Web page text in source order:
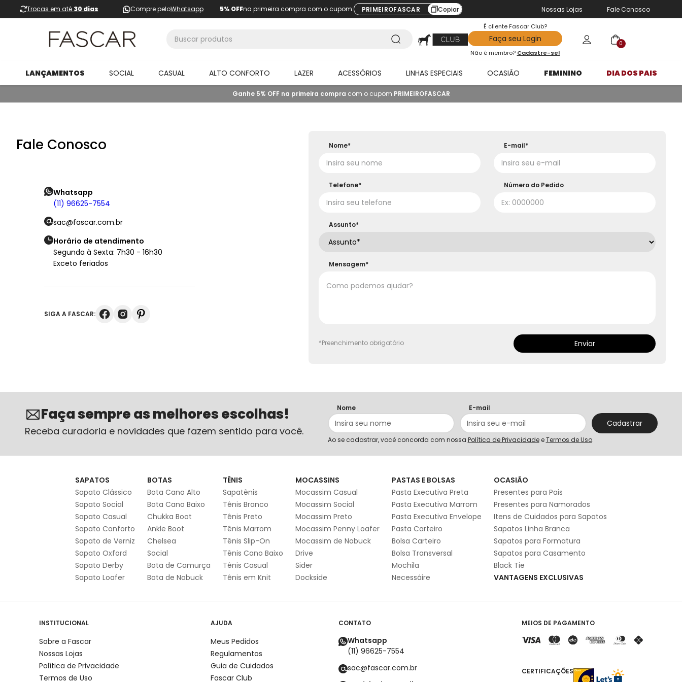
Trocas em até 30 dias Compre peloWhatsapp 5% OFFna primeira compra com o cupom: PRIMEIROFASCAR Copiar Nossas Lojas Fale Conosco
É cliente Fascar Club?
Faça seu Login
Não é membro? Cadastre-se!
0
LANÇAMENTOS SOCIAL CASUAL ALTO CONFORTO LAZER ACESSÓRIOS LINHAS ESPECIAIS OCASIÃO FEMININO DIA DOS PAIS
Ganhe 5% OFF na primeira compra com o cupom PRIMEIROFASCAR
Fale Conosco
Whatsapp
(11) 96625-7554
sac@fascar.com.br
Horário de atendimento
Segunda à Sexta: 7h30 - 16h30
Exceto feriados
SIGA A FASCAR:
Nome* E-mail*
Telefone* Número do Pedido
Assunto*
Mensagem*
*Preenchimento obrigatório Enviar
Faça sempre as melhores escolhas!
Receba curadoria e novidades que fazem sentido para você.
Nome E-mail
Cadastrar
Ao se cadastrar, você concorda com nossa Política de Privacidadee Termos de Uso.
SAPATOS
Sapato Clássico
Sapato Social
Sapato Casual
Sapato Conforto
Sapato de Verniz
Sapato Oxford
Sapato Derby
Sapato Loafer
BOTAS
Bota Cano Alto
Bota Cano Baixo
Chukka Boot
Ankle Boot
Chelsea
Social
Bota de Camurça
Bota de Nobuck
TÊNIS
Sapatênis
Tênis Branco
Tênis Preto
Tênis Marrom
Tênis Slip-On
Tênis Cano Baixo
Tênis Casual
Tênis em Knit
MOCASSINS
Mocassim Casual
Mocassim Social
Mocassim Preto
Mocassim Penny Loafer
Mocassim de Nobuck
Drive
Sider
Dockside
PASTAS E BOLSAS
Pasta Executiva Preta
Pasta Executiva Marrom
Pasta Executiva Envelope
Pasta Carteiro
Bolsa Carteiro
Bolsa Transversal
Mochila
Necessáire
OCASIÃO
Presentes para Pais
Presentes para Namorados
Itens de Cuidados para Sapatos
Sapatos Linha Branca
Sapatos para Formatura
Sapatos para Casamento
Black Tie
VANTAGENS EXCLUSIVAS
INSTITUCIONAL
Sobre a Fascar
Nossas Lojas
Política de Privacidade
Termos de Uso
AJUDA
Meus Pedidos
Regulamentos
Guia de Cuidados
Fascar Club
CONTATO
Whatsapp
(11) 96625-7554
sac@fascar.com.br
MEIOS DE PAGAMENTO
CERTIFICAÇÕES